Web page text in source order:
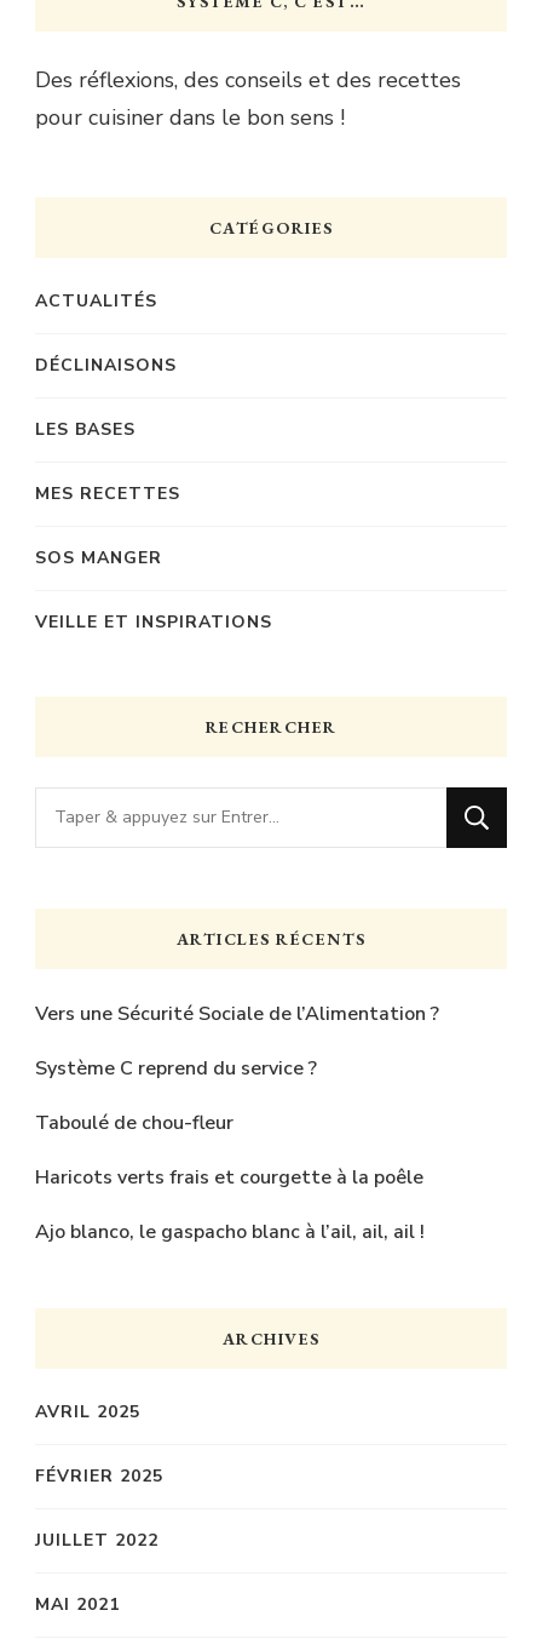
Des réflexions, des conseils et des recettes
pour cuisiner dans le bon sens !
CATÉGORIES
ACTUALITÉS
DÉCLINAISONS
LES BASES
MES RECETTES
SOS MANGER
VEILLE ET INSPIRATIONS
RECHERCHER
Vous
recherchiez
chose
ARTICLES RÉCENTS
Vers une Sécurité Sociale de l’Alimentation ?
Système C reprend du service ?
Taboulé de chou-fleur
Haricots verts frais et courgette à la poêle
Ajo blanco, le gaspacho blanc à l’ail, ail, ail !
ARCHIVES
AVRIL 2025
FÉVRIER 2025
JUILLET 2022
MAI 2021